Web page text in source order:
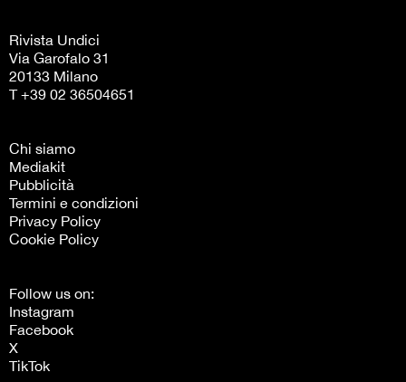
Rivista Undici
Via Garofalo 31
20133 Milano
T +39 02 36504651
Chi siamo
Mediakit
Pubblicità
Termini e condizioni
Privacy Policy
Cookie Policy
Follow us on:
Instagram
Facebook
X
TikTok